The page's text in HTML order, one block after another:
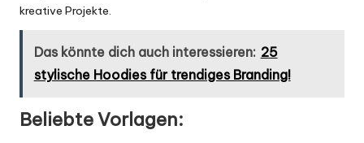
kreative Projekte.
Das könnte dich auch interessieren: 25
stylische Hoodies für trendiges Branding!
Beliebte Vorlagen: